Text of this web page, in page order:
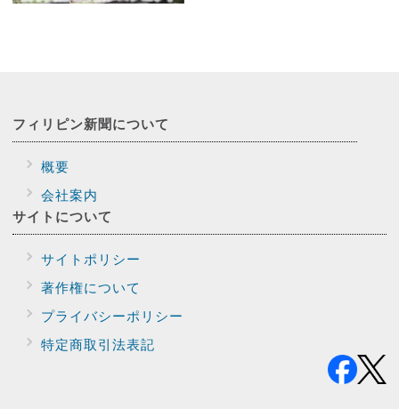
フィリピン新聞について
概要
会社案内
サイトについて
サイトポリシー
著作権について
プライバシーポリシー
特定商取引法表記